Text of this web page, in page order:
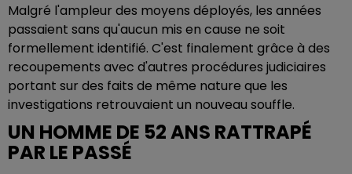
Malgré l'ampleur des moyens déployés, les années
passaient sans qu'aucun mis en cause ne soit
formellement identifié. C'est finalement grâce à des
recoupements avec d'autres procédures judiciaires
portant sur des faits de même nature que les
investigations retrouvaient un nouveau souffle.
UN HOMME DE 52 ANS RATTRAPÉ
PAR LE PASSÉ